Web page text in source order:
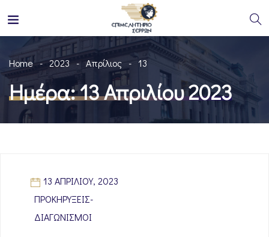
Home 2023 Απρίλιος 13
Ημέρα:13 Απριλίου 2023
13 ΑΠΡΙΛΊΟΥ, 2023
ΠΡΟΚΗΡΎΞΕΙΣ-
ΔΙΑΓΩΝΙΣΜΟΊ